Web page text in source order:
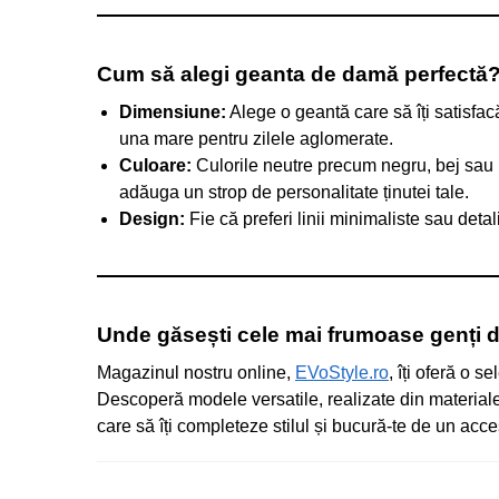
Cum să alegi geanta de damă
Dimensiune: Alege o geantă care să îți
una mare pentru zilele aglomerate.
Culoare: Culorile neutre precum negru, bej
adăuga un strop de personalitate ținutei tale.
Design: Fie că preferi linii minimaliste sau
Unde găsești cele mai frumoase genți
Magazinul nostru online, EVoStyle.ro, îți oferă o
Descoperă modele versatile, realizate din
care să îți completeze stilul și bucură-te de un